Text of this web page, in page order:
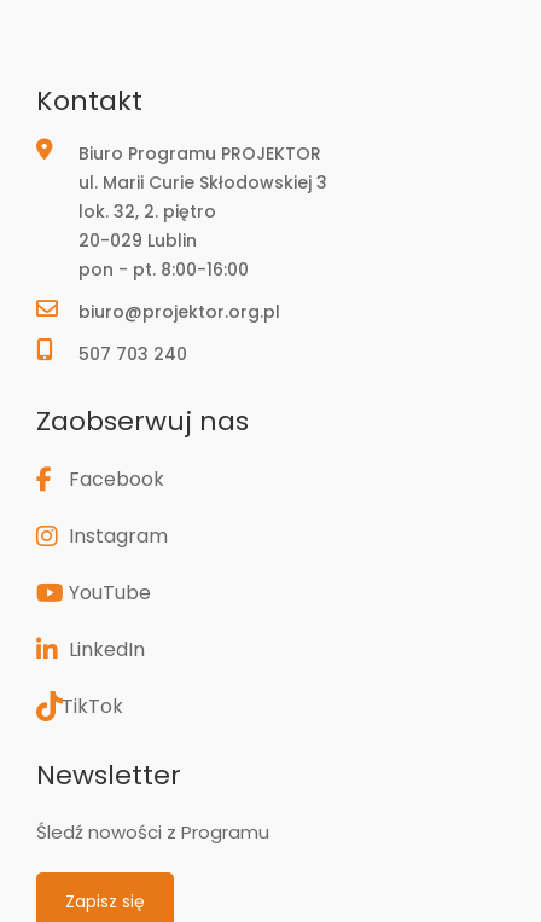
Kontakt
Biuro Programu PROJEKTOR
ul. Marii Curie Skłodowskiej 3
lok. 32, 2. piętro
20-029 Lublin
pon - pt. 8:00-16:00
biuro@projektor.org.pl
507 703 240
Zaobserwuj nas
Facebook
Instagram
YouTube
LinkedIn
TikTok
Newsletter
Śledź nowości z Programu
Zapisz się